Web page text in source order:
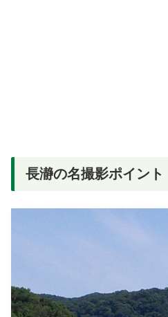
長瀞の名撮影ポイント